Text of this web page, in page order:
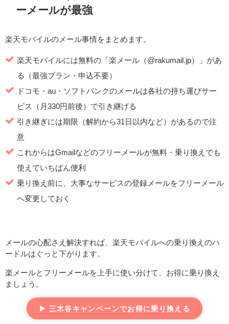
ーメールが最強
楽天モバイルのメール事情をまとめます。
楽天モバイルには無料の「楽メール（@rakumail.jp）」があ
る（最強プラン・申込不要）
ドコモ・au・ソフトバンクのメールは各社の持ち運びサー
ビス（月330円前後）で引き継げる
引き継ぎには期限（解約から31日以内など）があるので注
意
これからはGmailなどのフリーメールが無料・乗り換えでも
使えていちばん便利
乗り換え前に、大事なサービスの登録メールをフリーメール
へ変更しておく
メールの心配さえ解決すれば、楽天モバイルへの乗り換えのハ
ードルはぐっと下がります。
楽メールとフリーメールを上手に使い分けて、お得に乗り換え
ましょう。
▶ 三木谷キャンペーンでお得に乗り換える